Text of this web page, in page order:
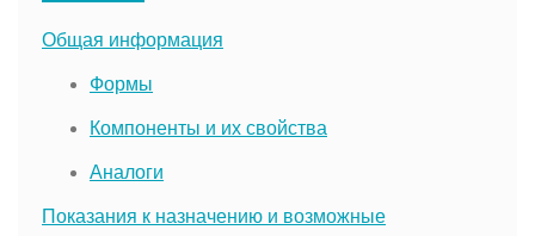
Общая информация
Формы
Компоненты и их свойства
Аналоги
Показания к назначению и возможные